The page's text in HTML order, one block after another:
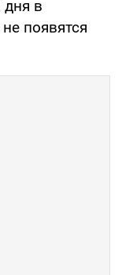
дня в
появятся